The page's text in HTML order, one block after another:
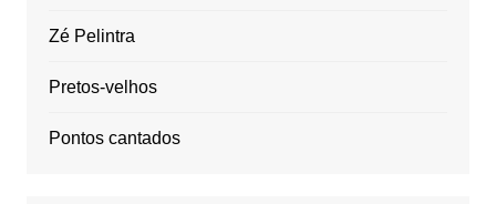
Zé Pelintra
Pretos-velhos
Pontos cantados